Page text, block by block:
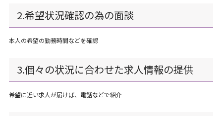
2.希望状況確認の為の面談
本人の希望の勤務時間などを確認
3.個々の状況に合わせた求人情報の提供
希望に近い求人が届けば、電話などで紹介